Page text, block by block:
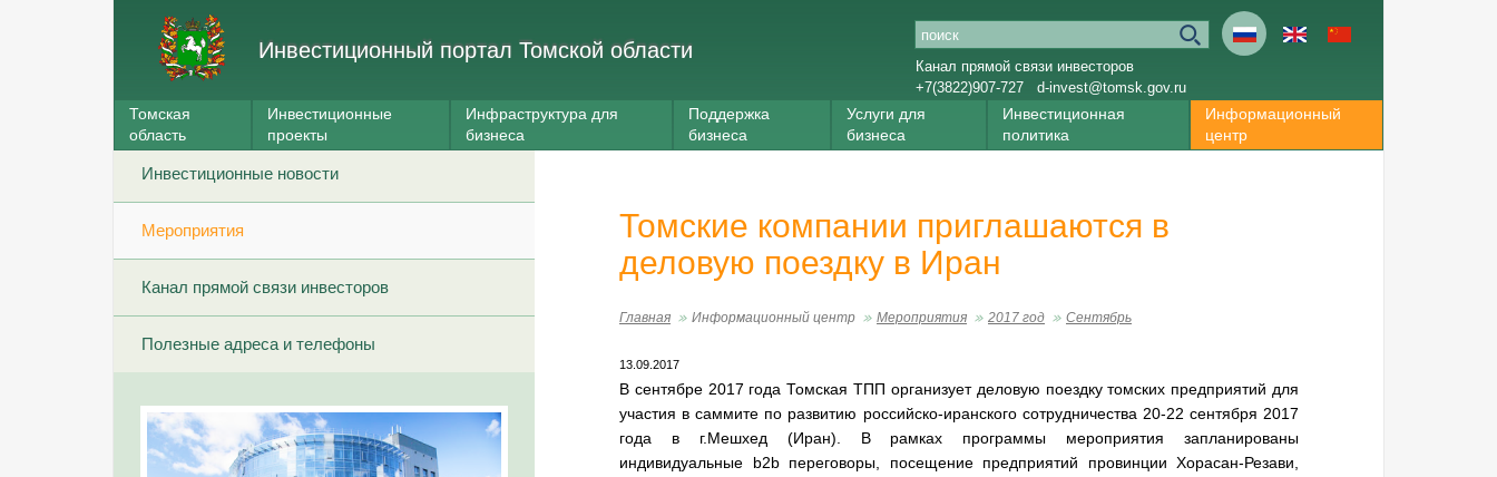
Инвестиционный портал Томской области
Канал прямой связи инвесторов
+7(3822)907-727
d-invest@tomsk.gov.ru
Томская
область
Инвестиционные
проекты
Инфраструктура для
бизнеса
Поддержка
бизнеса
Услуги для
бизнеса
Инвестиционная
политика
Информационный
центр
Инвестиционные новости
Мероприятия
Канал прямой связи инвесторов
Полезные адреса и телефоны
Томские компании приглашаются в
деловую поездку в Иран
Главная Информационный центр Мероприятия 2017 год Сентябрь
13.09.2017
В сентябре 2017 года Томская ТПП организует деловую поездку томских предприятий для
участия в саммите по развитию российско-иранского сотрудничества 20-22 сентября 2017
года в г.Мешхед (Иран). В рамках программы мероприятия запланированы
индивидуальные b2b переговоры, посещение предприятий провинции Хорасан-Резави,